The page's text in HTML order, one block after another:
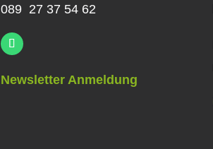
089 27 37 54 62
Newsletter Anmeldung